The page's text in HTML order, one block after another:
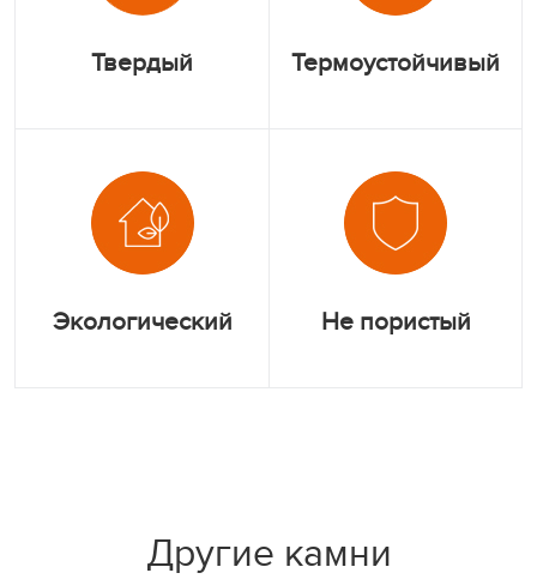
Твердый Термоустойчивый
Экологический Не пористый
Другие камни